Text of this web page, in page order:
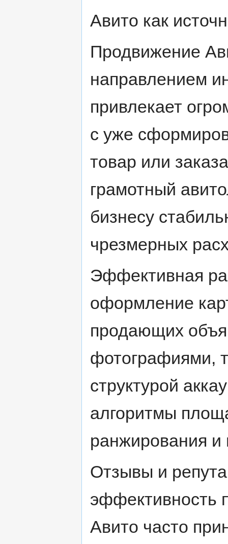
Авито как
Продвижение
направлением
привлекает
с уже
товар или
грамотный
бизнесу
чрезмерных
Эффективная
оформление
продающих
фотографиями,
структурой
алгоритмы
ранжирования и
Отзывы и
эффективность
Авито часто